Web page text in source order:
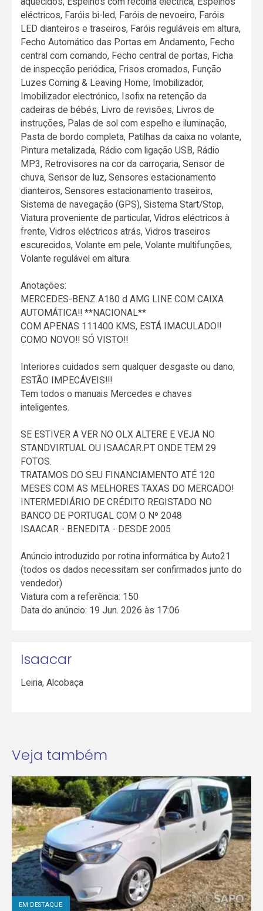
eléctricos, Faróis bi-led, Faróis de nevoeiro, Faróis
LED dianteiros e traseiros, Faróis reguláveis em altura,
Fecho Automático das Portas em Andamento, Fecho
central com comando, Fecho central de portas, Ficha
de inspecção periódica, Frisos cromados, Função
Luzes Coming & Leaving Home, Imobilizador,
Imobilizador electrónico, Isofix na retenção da
cadeiras de bébés, Livro de revisões, Livros de
instruções, Palas de sol com espelho e iluminação,
Pasta de bordo completa, Patilhas da caixa no volante,
Pintura metalizada, Rádio com ligação USB, Rádio
MP3, Retrovisores na cor da carroçaria, Sensor de
chuva, Sensor de luz, Sensores estacionamento
dianteiros, Sensores estacionamento traseiros,
Sistema de navegação (GPS), Sistema Start/Stop,
Viatura proveniente de particular, Vidros eléctricos à
frente, Vidros eléctricos atrás, Vidros traseiros
escurecidos, Volante em pele, Volante multifunções,
Volante regulável em altura.
Anotações:
MERCEDES-BENZ A180 d AMG LINE COM CAIXA
AUTOMÁTICA!! **NACIONAL**
COM APENAS 111400 KMS, ESTÁ IMACULADO!!
COMO NOVO!! SÓ VISTO!!
Interiores cuidados sem qualquer desgaste ou dano,
ESTÃO IMPECÁVEIS!!!
Tem todos o manuais Mercedes e chaves
inteligentes.
SE ESTIVER A VER NO OLX ALTERE E VEJA NO
STANDVIRTUAL OU ISAACAR.PT ONDE TEM 29
FOTOS.
TRATAMOS DO SEU FINANCIAMENTO ATÉ 120
MESES COM AS MELHORES TAXAS DO MERCADO!
INTERMEDIÁRIO DE CRÉDITO REGISTADO NO
BANCO DE PORTUGAL COM O Nº 2048
ISAACAR - BENEDITA - DESDE 2005
Anúncio introduzido por rotina informática by Auto21
(todos os dados necessitam ser confirmados junto do
vendedor)
Viatura com a referência: 150
Data do anúncio: 19 Jun. 2026 às 17:06
Isaacar
Leiria,Alcobaça
Veja também
EM DESTAQUE